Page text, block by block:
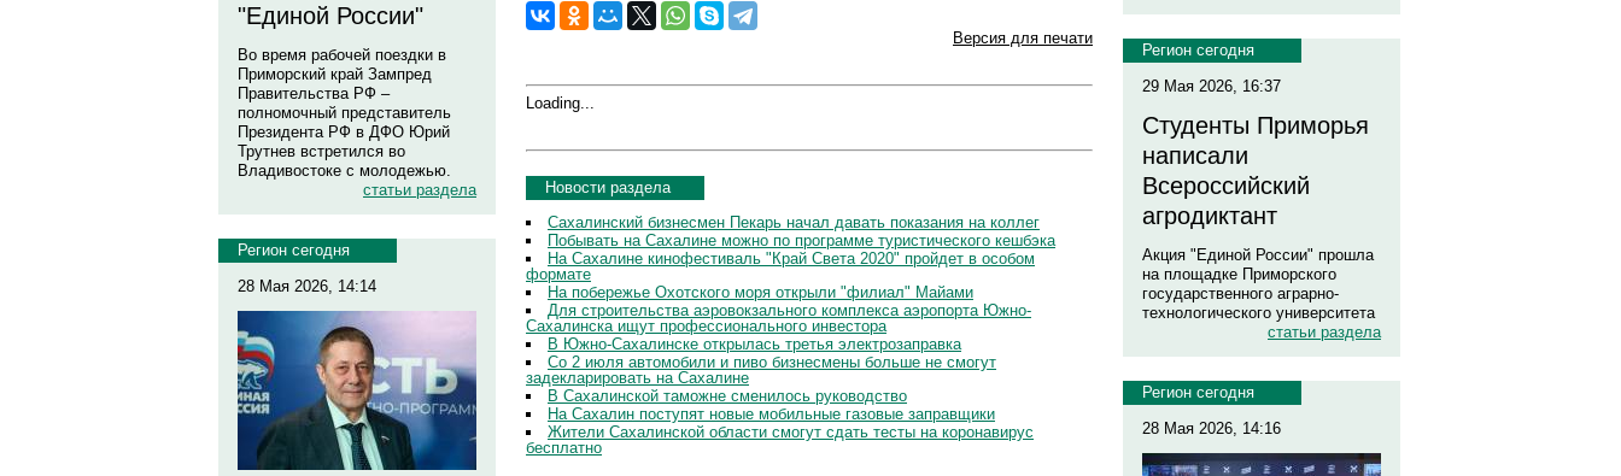
"Единой России"
Во время рабочей поездки в
Приморский край Зампред
Правительства РФ –
полномочный представитель
Президента РФ в ДФО Юрий
Трутнев встретился во
Владивостоке с молодежью.
статьи раздела
Регион сегодня
28 Мая 2026, 14:14
Версия для печати
Loading...
Новости раздела
Сахалинский бизнесмен Пекарь начал давать показания на коллег
Побывать на Сахалине можно по программе туристического кешбэка
На Сахалине кинофестиваль "Край Света 2020" пройдет в особом
формате
На побережье Охотского моря открыли "филиал" Майами
Для строительства аэровокзального комплекса аэропорта Южно-
Сахалинска ищут профессионального инвестора
В Южно-Сахалинске открылась третья электрозаправка
Со 2 июля автомобили и пиво бизнесмены больше не смогут
задекларировать на Сахалине
В Сахалинской таможне сменилось руководство
На Сахалин поступят новые мобильные газовые заправщики
Жители Сахалинской области смогут сдать тесты на коронавирус
бесплатно
Регион сегодня
29 Мая 2026, 16:37
Студенты Приморья
написали
Всероссийский
агродиктант
Акция "Единой России" прошла
на площадке Приморского
государственного аграрно-
технологического университета
статьи раздела
Регион сегодня
28 Мая 2026, 14:16